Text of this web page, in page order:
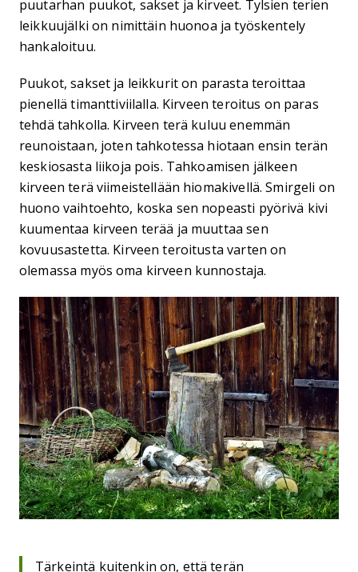
puutarhan puukot, sakset ja kirveet. Tylsien terien
leikkuujälki on nimittäin huonoa ja työskentely
hankaloituu.
Puukot, sakset ja leikkurit on parasta teroittaa
pienellä timanttiviilalla. Kirveen teroitus on paras
tehdä tahkolla. Kirveen terä kuluu enemmän
reunoistaan, joten tahkotessa hiotaan ensin terän
keskiosasta liikoja pois. Tahkoamisen jälkeen
kirveen terä viimeistellään hiomakivellä. Smirgeli on
huono vaihtoehto, koska sen nopeasti pyörivä kivi
kuumentaa kirveen terää ja muuttaa sen
kovuusastetta. Kirveen teroitusta varten on
olemassa myös oma kirveen kunnostaja.
Tärkeintä kuitenkin on, että terän